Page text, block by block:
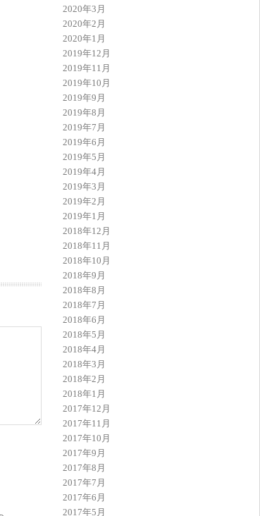
2020年3月
2020年2月
2020年1月
2019年12月
2019年11月
2019年10月
2019年9月
2019年8月
2019年7月
2019年6月
2019年5月
2019年4月
2019年3月
2019年2月
2019年1月
2018年12月
2018年11月
2018年10月
2018年9月
2018年8月
2018年7月
2018年6月
2018年5月
2018年4月
2018年3月
2018年2月
2018年1月
2017年12月
2017年11月
2017年10月
2017年9月
2017年8月
2017年7月
2017年6月
2017年5月